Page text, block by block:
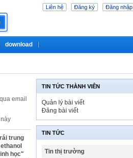
Liên hệ Đăng ký Đăng nhập
download
email
trung
học"
TIN TỨC THÀNH VIÊN
Quản lý bài viết
Đăng bài viết
TIN TỨC
Tin thị trường